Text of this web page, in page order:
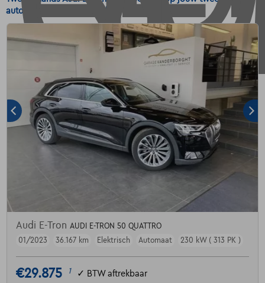
auto Audi E-Tron Elektrisch.
Audi E-Tron AUDI E-TRON 50 QUATTRO
01/2023
36.167 km Elektrisch Automaat 230 kW ( 313 PK )
€29.875 1 ✓ BTW aftrekbaar